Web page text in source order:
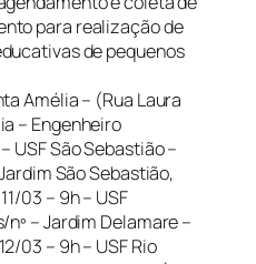
para realização de
de pequenos
Amélia – (Rua Laura
– Engenheiro
USF São Sebastião –
São Sebastião,
03 – 9h – USF
– Jardim Delamare –
03 – 9h – USF Rio